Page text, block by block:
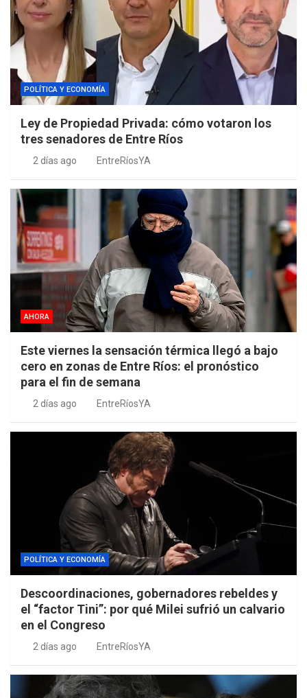
POLÍTICA Y ECONOMÍA
Ley de Propiedad Privada: cómo votaron los
tres senadores de Entre Ríos
2 días ago EntreRíosYA
AHORA
Este viernes la sensación térmica llegó a bajo
cero en zonas de Entre Ríos: el pronóstico
para el fin de semana
2 días ago EntreRíosYA
POLÍTICA Y ECONOMÍA
Descoordinaciones, gobernadores rebeldes y
el “factor Tini”: por qué Milei sufrió un calvario
en el Congreso
2 días ago EntreRíosYA